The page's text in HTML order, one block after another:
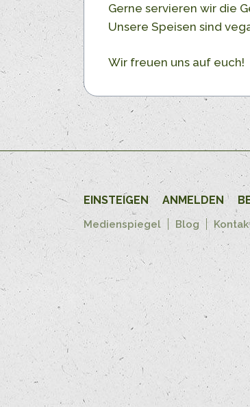
Gerne servieren wir die
Unsere Speisen sind
Wir freuen uns auf euch!
EINSTEIGEN ANMELDEN
Medienspiegel Blog